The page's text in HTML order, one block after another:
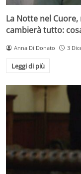
La Notte nel
cambierà tutto:
Anna Di Donato 3
Leggi di più